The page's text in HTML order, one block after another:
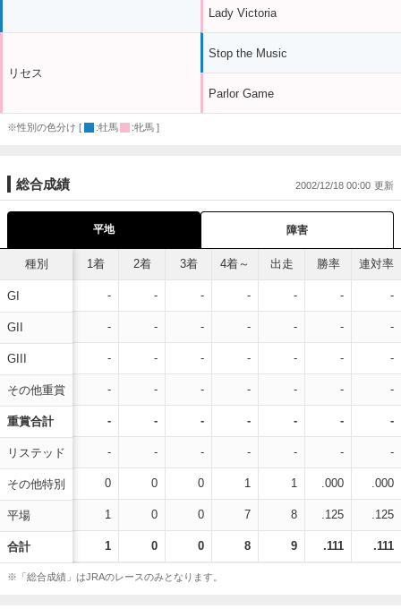
リセス
Lady Victoria
Stop the Music
Parlor Game
※性別の色分け [ :牡馬 :牝馬 ]
総合成績 2002/12/18 00:00
平地 障害
種別
GI
GII
GIII
その他重賞
重賞合計
リステッド
その他特別
平場
合計
1着 2着 3着 4着～ 出走 勝率 連対率
- - - - - - -
- - - - - - -
- - - - - - -
- - - - - - -
- - - - - - -
- - - - - - -
0 0 0 1 1 .000 .000
1 0 0 7 8 .125 .125
1 0 0 8 9 .111 .111
※「総合成績」はJRAのレースのみとなります。